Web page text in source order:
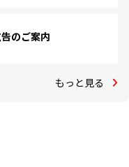
のご案内
もっと見る